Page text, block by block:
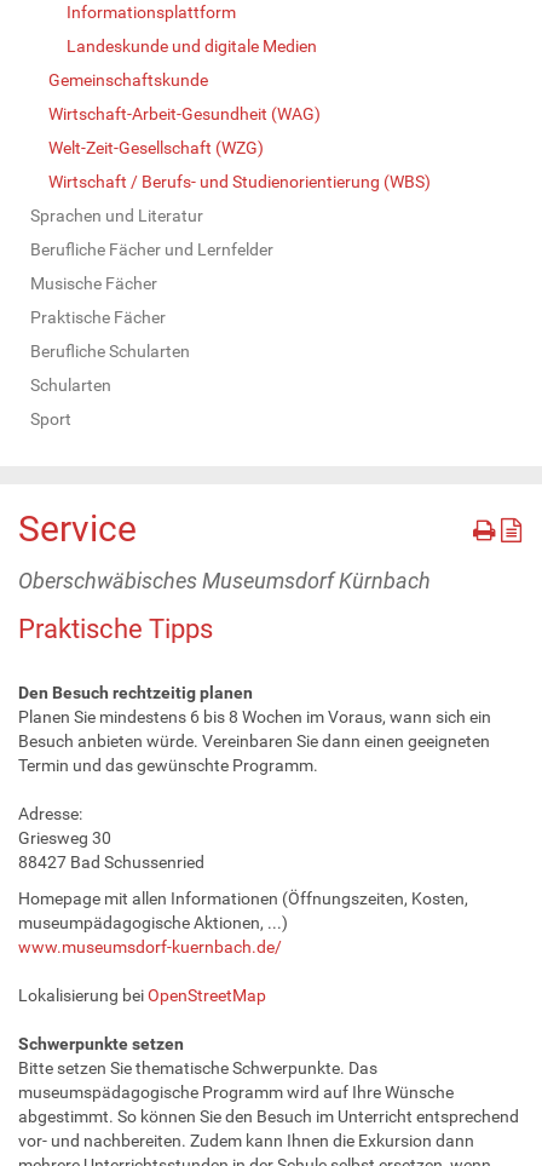
Informationsplattform
Landeskunde und digitale Medien
Gemeinschaftskunde
Wirtschaft-Arbeit-Gesundheit (WAG)
Welt-Zeit-Gesellschaft (WZG)
Wirtschaft / Berufs- und Studienorientierung (WBS)
Sprachen und Literatur
Berufliche Fächer und Lernfelder
Musische Fächer
Praktische Fächer
Berufliche Schularten
Schularten
Sport
Service
Oberschwäbisches Museumsdorf Kürnbach
Praktische Tipps
Den Besuch rechtzeitig planen
Planen Sie mindestens 6 bis 8 Wochen im Voraus, wann sich ein
Besuch anbieten würde. Vereinbaren Sie dann einen geeigneten
Termin und das gewünschte Programm.
Adresse:
Griesweg 30
88427 Bad Schussenried
Homepage mit allen Informationen (Öffnungszeiten, Kosten,
museumpädagogische Aktionen, ...)
www.museumsdorf-kuernbach.de/
Lokalisierung beiOpenStreetMap
Schwerpunkte setzen
Bitte setzen Sie thematische Schwerpunkte. Das
museumspädagogische Programm wird auf Ihre Wünsche
abgestimmt. So können Sie den Besuch im Unterricht entsprechend
vor- und nachbereiten. Zudem kann Ihnen die Exkursion dann